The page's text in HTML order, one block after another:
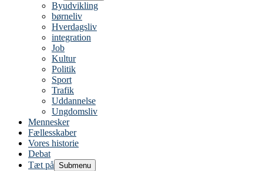
Byudvikling
børneliv
Hverdagsliv
integration
Job
Kultur
Politik
Sport
Trafik
Uddannelse
Ungdomsliv
Mennesker
Fællesskaber
Vores historie
Debat
Tæt på Submenu